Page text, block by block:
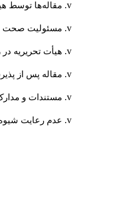
مقاله‌ها توسط
مسئوليت صحت
هيأت تحريريه
مقاله پس از
مستندات و
عدم رعایت